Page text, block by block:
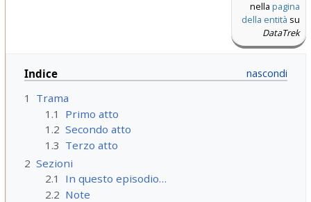
nella pagina
della entità su
DataTrek
Indice
1
Trama
1.1
Primo atto
1.2 Secondo atto
1.3 Terzo atto
2 Sezioni
2.1
In questo episodio…
2.2 Note